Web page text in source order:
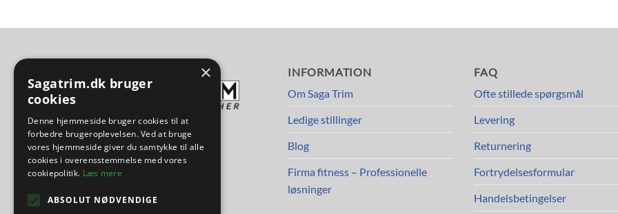
INFORMATION
Om Saga Trim
Ledige stillinger
Blog
Firma fitness – Professionelle
løsninger
FAQ
Ofte stillede spørgsmål
Levering
Returnering
Fortrydelsesformular
Handelsbetingelser
×
Sagatrim.dk bruger
cookies
Denne hjemmeside bruger cookies til at
forbedre brugeroplevelsen. Ved at bruge
vores hjemmeside giver du samtykke til alle
cookies i overensstemmelse med vores
cookiepolitik. Læs mere
ABSOLUT NØDVENDIGE